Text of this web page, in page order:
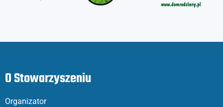
O Stowarzyszeniu
Organizator